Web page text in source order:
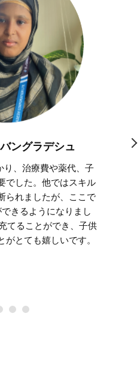
ングラデシュ
り、治療費や薬代、子
でした。他ではスキル
られましたが、ここで
きるようになりまし
てることができ、子供
がとても嬉しいです。